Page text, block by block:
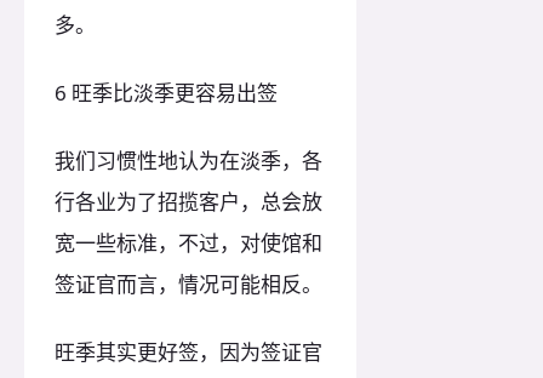
多。
6 旺季比淡季更容易出签
我们习惯性地认为在淡季，各
行各业为了招揽客户，总会放
宽一些标准，不过，对使馆和
签证官而言，情况可能相反。
旺季其实更好签，因为签证官